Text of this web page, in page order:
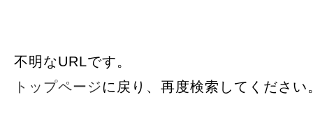
不明なURLです。
トップページに戻り、再度検索してください